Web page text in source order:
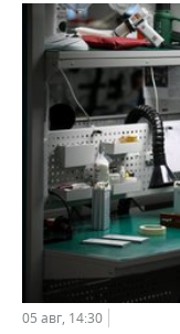
05 авг, 14:30